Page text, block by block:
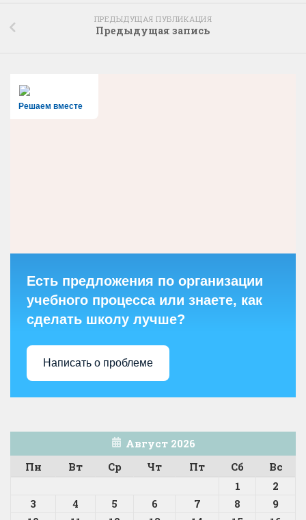
ПРЕДЫДУЩАЯ ПУБЛИКАЦИЯ
Предыдущая запись
Решаем вместе
Есть предложения по организации
учебного процесса или знаете, как
сделать школу лучше?
Написать о проблеме
Август 2026
Пн
Вт Ср Чт Пт Сб
Вс
1
2
3
4 5 6 7 8
9